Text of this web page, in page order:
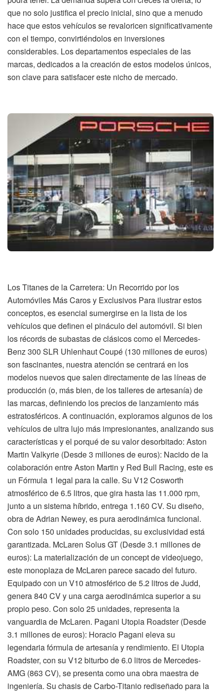
que no solo justifica el precio inicial, sino que a menudo
hace que estos vehículos se revaloricen significativamente
con el tiempo, convirtiéndolos en inversiones
considerables. Los departamentos especiales de las
marcas, dedicados a la creación de estos modelos únicos,
son clave para satisfacer este nicho de mercado.
Los Titanes de la Carretera: Un Recorrido por los
Automóviles Más Caros y Exclusivos Para ilustrar estos
conceptos, es esencial sumergirse en la lista de los
vehículos que definen el pináculo del automóvil. Si bien
los récords de subastas de clásicos como el Mercedes-
Benz 300 SLR Uhlenhaut Coupé (130 millones de euros)
son fascinantes, nuestra atención se centrará en los
modelos nuevos que salen directamente de las líneas de
producción (o, más bien, de los talleres de artesanía) de
las marcas, definiendo los precios de lanzamiento más
estratosféricos. A continuación, exploramos algunos de los
vehículos de ultra lujo más impresionantes, analizando sus
características y el porqué de su valor desorbitado: Aston
Martin Valkyrie (Desde 3 millones de euros): Nacido de la
colaboración entre Aston Martin y Red Bull Racing, este es
un Fórmula 1 legal para la calle. Su V12 Cosworth
atmosférico de 6.5 litros, que gira hasta las 11.000 rpm,
junto a un sistema híbrido, entrega 1.160 CV. Su diseño,
obra de Adrian Newey, es pura aerodinámica funcional.
Con solo 150 unidades producidas, su exclusividad está
garantizada. McLaren Solus GT (Desde 3.1 millones de
euros): La materialización de un concept de videojuego,
este monoplaza de McLaren parece sacado del futuro.
Equipado con un V10 atmosférico de 5.2 litros de Judd,
genera 840 CV y una carga aerodinámica superior a su
propio peso. Con solo 25 unidades, representa la
vanguardia de McLaren. Pagani Utopia Roadster (Desde
3.1 millones de euros): Horacio Pagani eleva su
legendaria fórmula de artesanía y rendimiento. El Utopia
Roadster, con su V12 biturbo de 6.0 litros de Mercedes-
AMG (863 CV), se presenta como una obra maestra de
ingeniería. Su chasis de Carbo-Titanio rediseñado para la